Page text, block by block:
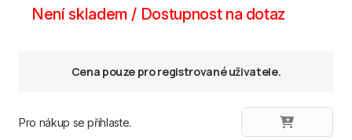
Není skladem / Dostupnost na dotaz
Cena pouze pro registrované uživatele.
Pro nákup se přihlaste.